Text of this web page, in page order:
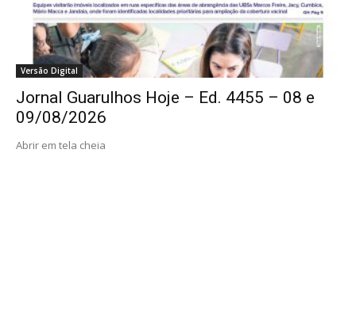
Versão Digital
Jornal Guarulhos Hoje – Ed. 4455 – 08 e
09/08/2026
Abrir em tela cheia